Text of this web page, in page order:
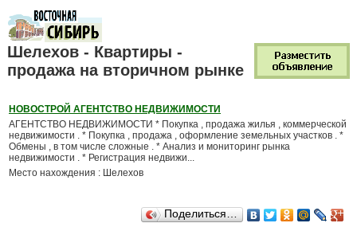
Шелехов - Квартиры -
продажа на вторичном рынке
НОВОСТРОЙ АГЕНТСТВО НЕДВИЖИМОСТИ
АГЕНТСТВО НЕДВИЖИМОСТИ * Покупка , продажа жилья , коммерческой
недвижимости . * Покупка , продажа , оформление земельных участков . *
Обмены , в том числе сложные . * Анализ и мониторинг рынка
недвижимости . * Регистрация недвижи...
Место нахождения : Шелехов
Поделиться…